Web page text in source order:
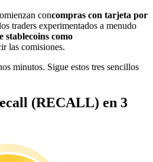
incluye información comercial, etc.
concompras con tarjeta por
traders experimentados a menudo
stablecoins como
las comisiones.
minutos. Sigue estos tres sencillos
(RECALL) en 3